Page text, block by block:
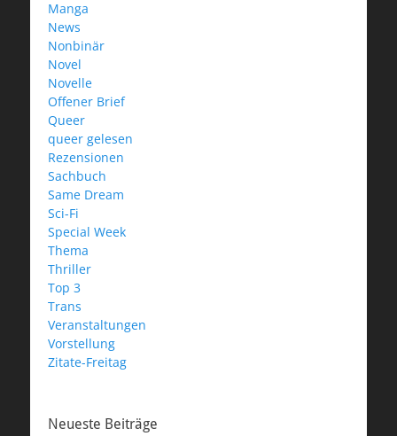
Manga
News
Nonbinär
Novel
Novelle
Offener Brief
Queer
queer gelesen
Rezensionen
Sachbuch
Same Dream
Sci-Fi
Special Week
Thema
Thriller
Top 3
Trans
Veranstaltungen
Vorstellung
Zitate-Freitag
Neueste Beiträge